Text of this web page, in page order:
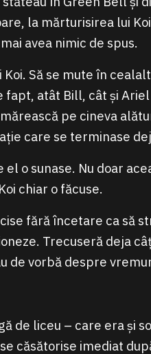
la mărturisirea lui
avea nimic de spus.
Să se mute în
fapt, atât Bill, cât și
pe cineva
care se terminase
o sunase. Nu doar
chiar o făcuse.
fără încetare ca să
Trecuseră deja
de vorbă despre
de liceu – care era și
căsătorise imediat